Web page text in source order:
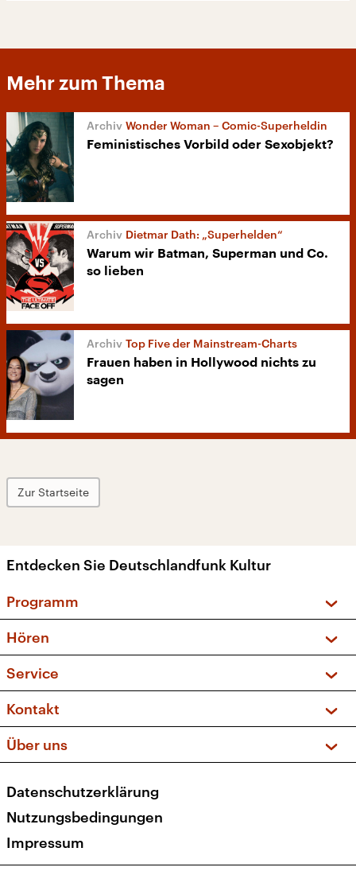
Mehr zum Thema
Wonder Woman – Comic-Superheldin
Feministisches Vorbild oder Sexobjekt?
Dietmar Dath: „Superhelden“
Warum wir Batman, Superman und Co.
so lieben
Top Five der Mainstream-Charts
Frauen haben in Hollywood nichts zu
sagen
Zur Startseite
Entdecken Sie Deutschlandfunk Kultur
Programm
Sendungen und Podcasts
Musikliste
Kakadu – Das Kinderprogramm
Hören
Frequenzen (UKW + DAB+)
Service
FAQ
Apps
Newsletter
Veranstaltungen
Kontakt
Social Media
Über uns
Presse
Karriere
Transparenz
Datenschutzerklärung
Nutzungsbedingungen
Impressum